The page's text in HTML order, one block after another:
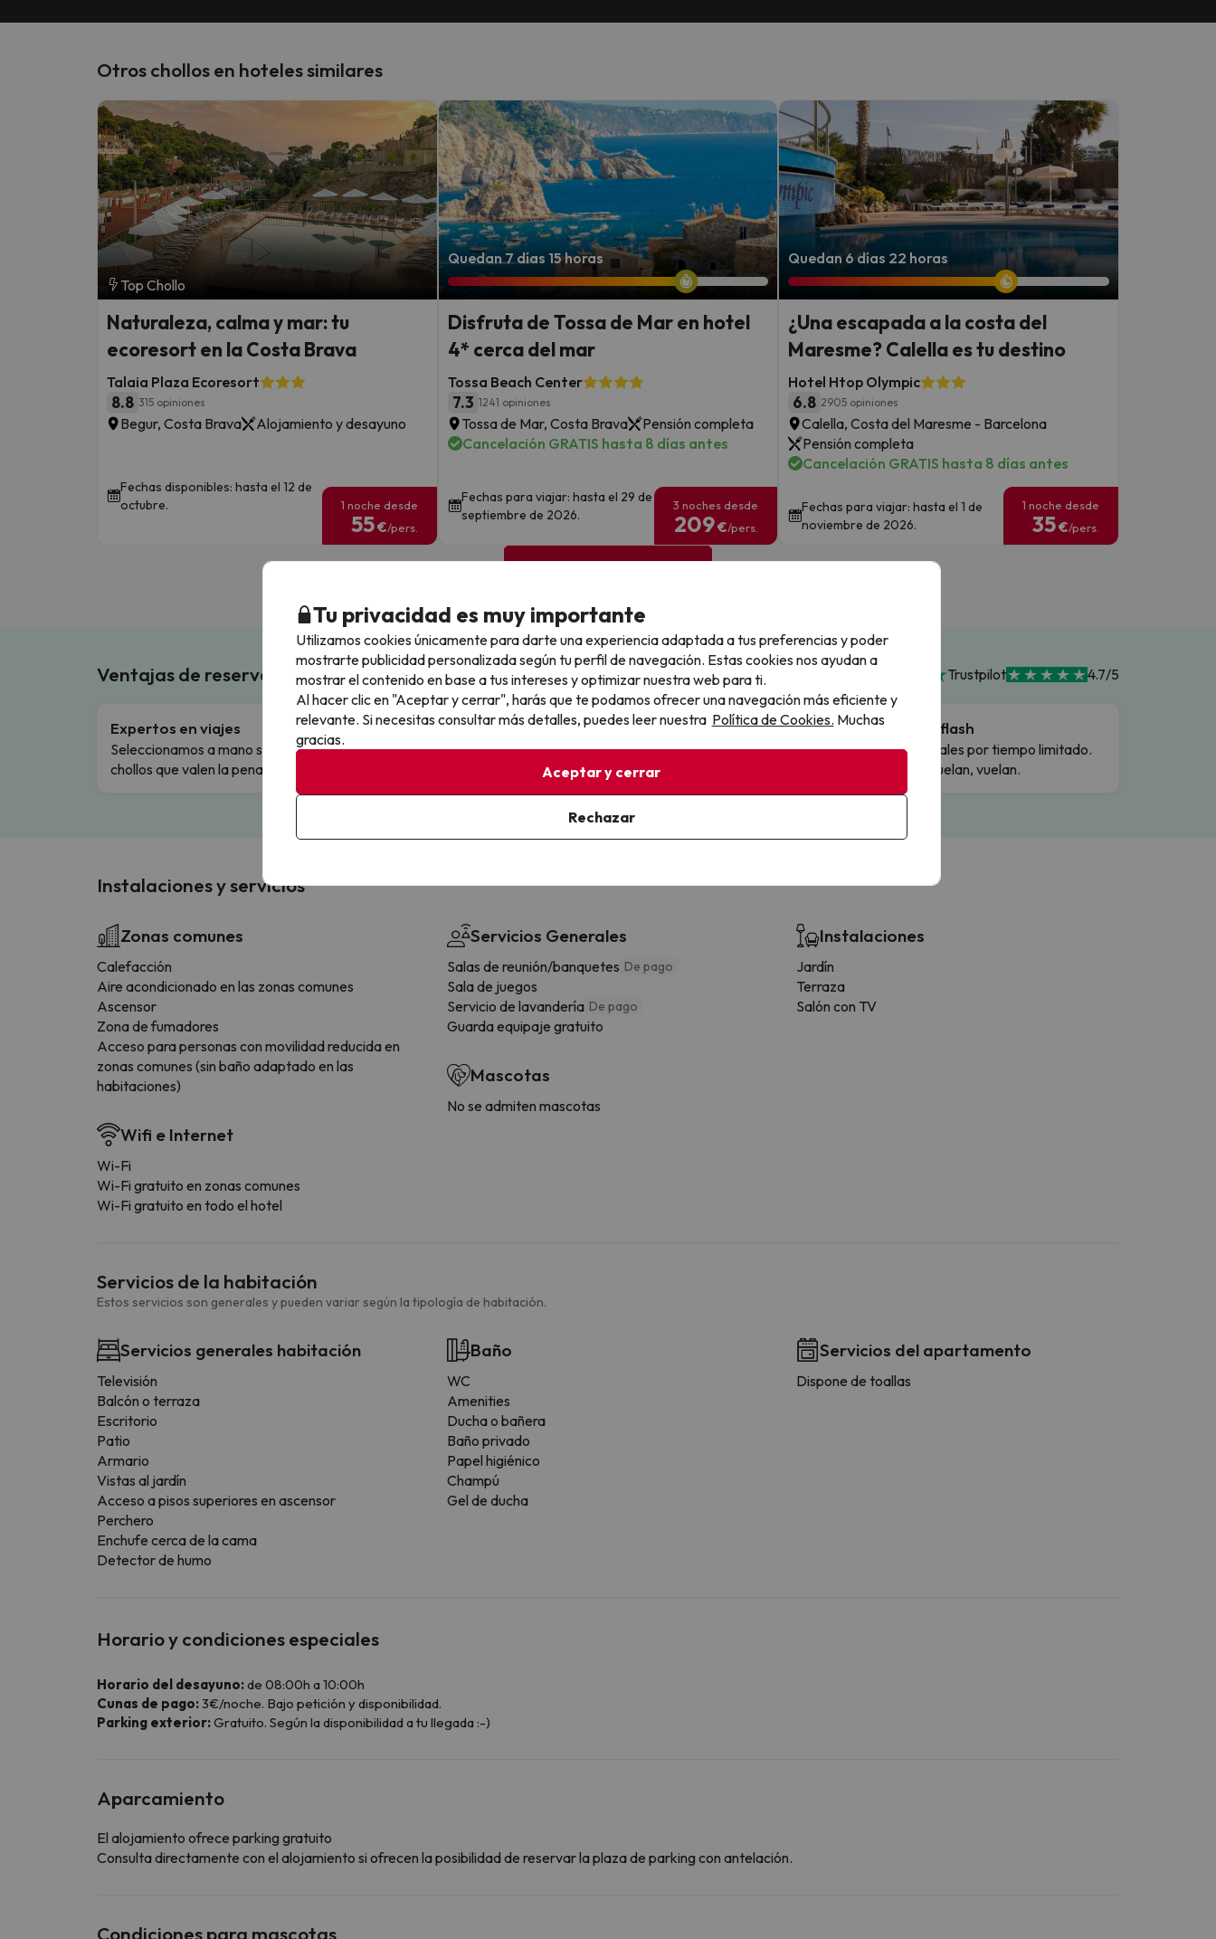
Otros chollos en hoteles similares
Top Chollo
Naturaleza, calma y mar: tu
ecoresort en la Costa Brava
Talaia Plaza Ecoresort
8.8 315 opiniones
Begur, Costa Brava Alojamiento y desayuno
Fechas disponibles: hasta el 12 de
octubre.
1 noche desde
55€/pers.
Quedan 7 días 15 horas
Disfruta de Tossa de Mar en hotel
4* cerca del mar
Tossa Beach Center
7.3 1241 opiniones
Tossa de Mar, Costa Brava
Pensión completa
Cancelación GRATIS hasta 8 días antes
Fechas para viajar: hasta el 29 de
septiembre de 2026.
3 noches desde
209€/pers.
Quedan 6 días 22 horas
¿Una escapada a la costa del
Maresme? Calella es tu destino
Hotel Htop Olympic
6.8 2905 opiniones
Calella, Costa del Maresme - Barcelona
Pensión completa
Cancelación GRATIS hasta 8 días antes
Fechas para viajar: hasta el 1 de
noviembre de 2026.
1 noche desde
35€/pers.
Ventajas de reservar en Buscounchollo Trustpilot 4.7/5
Expertos en viajes
Seleccionamos a mano solo los
chollos que valen la pena.
Cancela sin complicaciones
Cambios y cancelaciones con total
Paga a tu ritmo
Fracciona o financia tu viaje.
Reserva ahora, paga luego.
Ofertas flash
Precios reales por tiempo limitado.
Cuando vuelan, vuelan.
Instalaciones y servicios
Zonas comunes
Calefacción
Aire acondicionado en las zonas comunes
Ascensor
Zona de fumadores
Acceso para personas con movilidad reducida en
zonas comunes (sin baño adaptado en las
habitaciones)
Wifi e Internet
Wi-Fi
Wi-Fi gratuito en zonas comunes
Wi-Fi gratuito en todo el hotel
Servicios Generales
Salas de reunión/banquetes De pago
Sala de juegos
Servicio de lavandería De pago
Guarda equipaje gratuito
Mascotas
No se admiten mascotas
Instalaciones
Jardín
Terraza
Salón con TV
Servicios de la habitación
Estos servicios son generales y pueden variar según la tipología de habitación.
Servicios generales habitación
Televisión
Balcón o terraza
Escritorio
Patio
Armario
Vistas al jardín
Acceso a pisos superiores en ascensor
Perchero
Enchufe cerca de la cama
Detector de humo
Baño
WC
Amenities
Ducha o bañera
Baño privado
Papel higiénico
Champú
Gel de ducha
Servicios del apartamento
Dispone de toallas
Horario y condiciones especiales
Horario del desayuno:de 08:00h a 10:00h
Cunas de pago:3€/noche. Bajo petición y disponibilidad.
Parking exterior:Gratuito. Según la disponibilidad a tu llegada :-)
Aparcamiento
El alojamiento ofrece parking gratuito
Consulta directamente con el alojamiento si ofrecen la posibilidad de reservar la plaza de parking con antelación.
Condiciones para mascotas
Tu privacidad es muy importante
Utilizamos cookies únicamente para darte una experiencia adaptada a tus preferencias y poder
mostrarte publicidad personalizada según tu perfil de navegación. Estas cookies nos ayudan a
mostrar el contenido en base a tus intereses y optimizar nuestra web para ti.
Al hacer clic en "Aceptar y cerrar", harás que te podamos ofrecer una navegación más eficiente y
relevante. Si necesitas consultar más detalles, puedes leer nuestra Política de Cookies. Muchas
gracias.
Aceptar y cerrar
Rechazar